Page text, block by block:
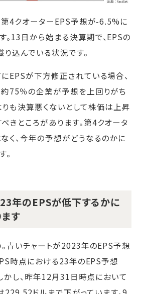
第4クオーターEPS予想が-6.5%に
。13日から始まる決算期で、EPSの
込んでいる状況です。
EPSが下方修正されている場合、
約75％の企業が予想を上回りがち
りも決算悪くないとして株価は上昇
きところがあります。第4クオータ
く、今年の予想がどうなるのかに
。
年のEPSが低下するかに
す
。青いチャートが2023年のEPS予想
時点における23年のEPS予想
かし、昨年12月31日時点において